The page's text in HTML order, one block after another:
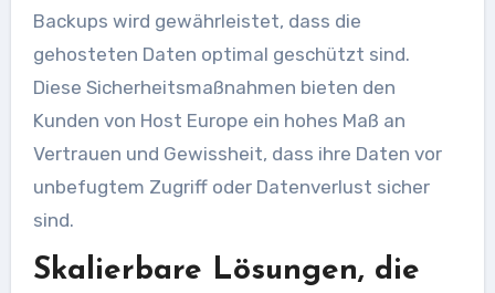
Backups wird gewährleistet, dass die
gehosteten Daten optimal geschützt sind.
Diese Sicherheitsmaßnahmen bieten den
Kunden von Host Europe ein hohes Maß an
Vertrauen und Gewissheit, dass ihre Daten vor
unbefugtem Zugriff oder Datenverlust sicher
sind.
Skalierbare Lösungen, die